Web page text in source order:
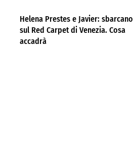
Helena Prestes e Javier: sbarcano
sul Red Carpet di Venezia. Cosa
accadrà